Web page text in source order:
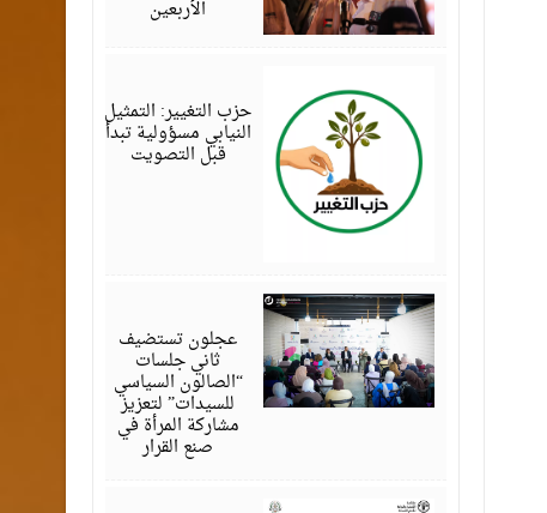
الأربعين
حزب التغيير: التمثيل
النيابي مسؤولية تبدأ
قبل التصويت
عجلون تستضيف
ثاني جلسات
“الصالون السياسي
للسيدات” لتعزيز
مشاركة المرأة في
صنع القرار